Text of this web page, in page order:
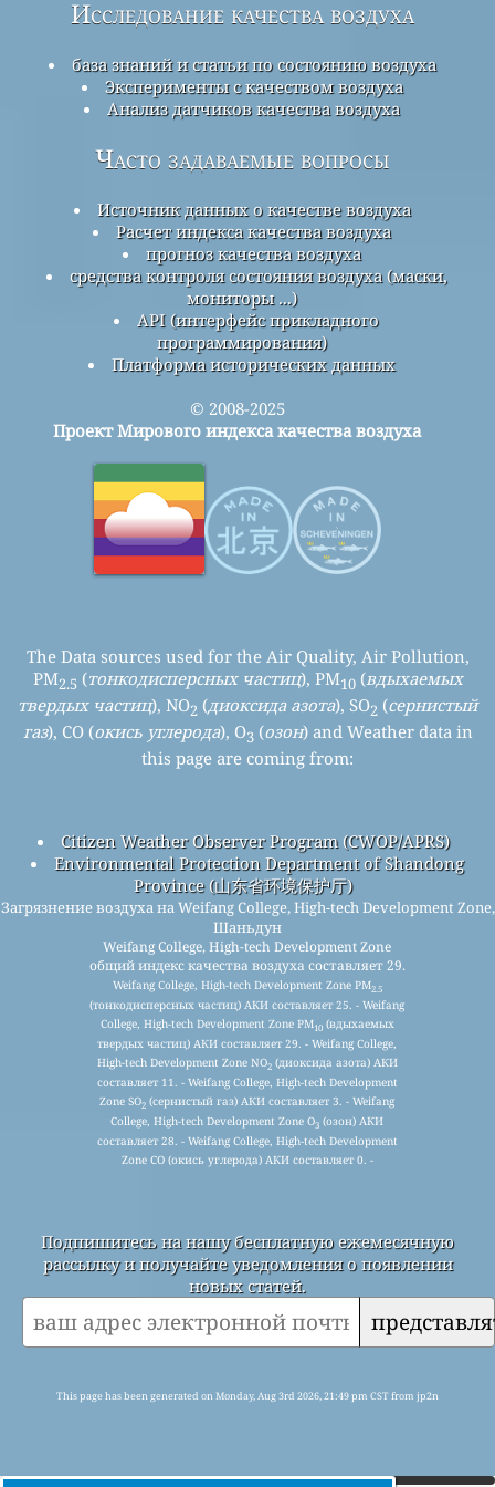
Исследование качества воздуха
база знаний и статьи по состоянию воздуха
Эксперименты с качеством воздуха
Анализ датчиков качества воздуха
Часто задаваемые вопросы
Источник данных о качестве воздуха
Расчет индекса качества воздуха
прогноз качества воздуха
средства контроля состояния воздуха (маски,
мониторы ...)
API (интерфейс прикладного
программирования)
Платформа исторических данных
© 2008-2025
Проект Мирового индекса качества воздуха
The Data sources used for the Air Quality, Air Pollution,
PM2.5 (тонкодисперсных частиц), PM10(вдыхаемых
твердых частиц), NO2 (диоксида азота), SO2 (сернистый
газ), CO (окись углерода), O3 (озон) and Weather data in
this page are coming from:
Citizen Weather Observer Program (CWOP/APRS)
Environmental Protection Department of Shandong
Province (山东省环境保护厅)
Загрязнение воздуха на Weifang College, High-tech Development Zone,
Шаньдун
Weifang College, High-tech Development Zone
общий индекс качества воздуха составляет 29.
Weifang College, High-tech Development Zone PM2.5
(тонкодисперсных частиц) АКИ составляет 25. - Weifang
College, High-tech Development Zone PM10(вдыхаемых
твердых частиц) АКИ составляет 29. - Weifang College,
High-tech Development Zone NO2(диоксида азота) АКИ
составляет 11. - Weifang College, High-tech Development
Zone SO2 (сернистый газ) АКИ составляет 3. - Weifang
College, High-tech Development Zone O3 (озон) АКИ
составляет 28. - Weifang College, High-tech Development
Zone CO (окись углерода) АКИ составляет 0. -
Подпишитесь на нашу бесплатную ежемесячную
рассылку и получайте уведомления о появлении
новых статей.
This page has been generated on Monday, Aug 3rd 2026, 21:49 pm CST from jp2n